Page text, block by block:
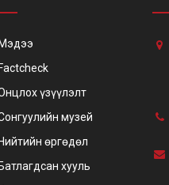
Мэдээ
Factcheck
үзүүлэлт
музей
Нийтийн өргөдөл
Батлагдсан хууль